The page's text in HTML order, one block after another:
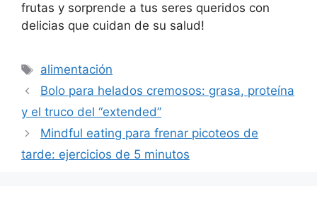
frutas y sorprende a tus seres queridos con
delicias que cuidan de su salud!
Etiquetas
alimentación
Bolo para helados cremosos: grasa, proteína
y el truco del “extended”
Mindful eating para frenar picoteos de
tarde: ejercicios de 5 minutos